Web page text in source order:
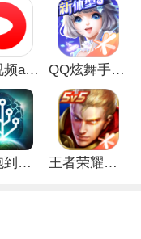
西瓜视频app安卓版 QQ炫舞手游破解版
从细胞到奇点手游 王者荣耀无限点券解锁版